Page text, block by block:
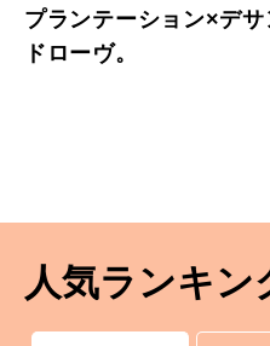
プランテーション×デ
ドローヴ。
人気ランキン